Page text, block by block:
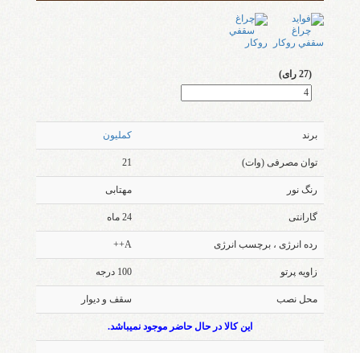
(27 رای)
برند کملیون
توان مصرفی (وات) 21
رنگ نور مهتابی
گارانتی 24 ماه
رده انرژی ، برچسب انرژی A++
زاویه پرتو 100 درجه
محل نصب سقف و دیوار
این کالا در حال حاضر موجود نمیباشد.